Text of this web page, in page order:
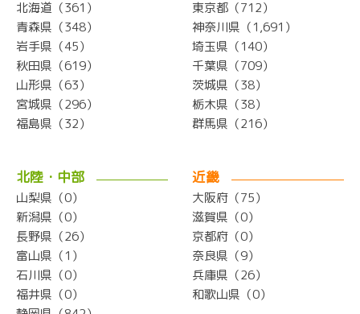
北海道（361）
青森県（348）
岩手県（45）
秋田県（619）
山形県（63）
宮城県（296）
福島県（32）
東京都（712）
神奈川県（1,691）
埼玉県（140）
千葉県（709）
茨城県（38）
栃木県（38）
群馬県（216）
北陸・中部
山梨県（0）
新潟県（0）
長野県（26）
富山県（1）
石川県（0）
福井県（0）
近畿
大阪府（75）
滋賀県（0）
京都府（0）
奈良県（9）
兵庫県（26）
和歌山県（0）